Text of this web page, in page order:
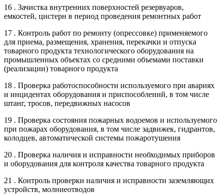
16 . Зачистка внутренних поверхностей резервуаров,
емкостей, цистерн в период проведения ремонтных работ
17 . Контроль работ по ремонту (опрессовке) применяемого
для приема, размещения, хранения, перекачки и отпуска
товарного продукта технологического оборудования на
промышленных объектах со средними объемами поставки
(реализации) товарного продукта
18 . Проверка работоспособности используемого при авариях
и инцидентах оборудования и приспособлений, в том числе
штанг, тросов, передвижных насосов
19 . Проверка состояния пожарных водоемов и используемого
при пожарах оборудования, в том числе задвижек, гидрантов,
колодцев, автоматической системы пожаротушения
20 . Проверка наличия и исправности необходимых приборов
и оборудования для контроля качества товарного продукта
21 . Контроль проверки наличия и исправности заземляющих
устройств, молниеотводов